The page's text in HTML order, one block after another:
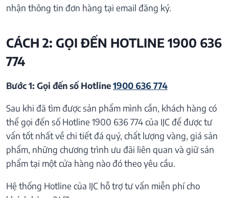
nhận thông tin đơn hàng tại email đăng ký.
CÁCH 2: GỌI ĐẾN HOTLINE 1900 636
774
Bước 1: Gọi đến số Hotline1900 636 774
Sau khi đã tìm được sản phẩm mình cần, khách hàng có
thể gọi đến số Hotline 1900 636 774 của IJC để được tư
vấn tốt nhất về chi tiết đá quý, chất lượng vàng, giá sản
phẩm, những chương trình ưu đãi liên quan và giữ sản
phẩm tại một cửa hàng nào đó theo yêu cầu.
Hệ thống Hotline của IJC hỗ trợ tư vấn miễn phí cho